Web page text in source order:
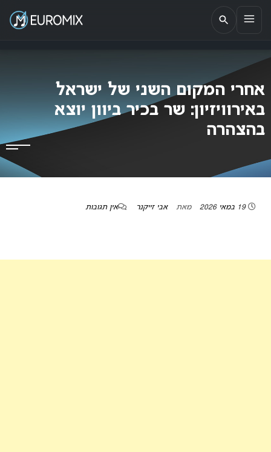
EUROMIX
אתר הבית של האירוויזיון בישראל
אחרי המקום השני של ישראל
באירוויזיון: שר בכיר ביוון יוצא
בהצהרה
19 במאי 2026 מאת אבי זייקנר אין תגובות